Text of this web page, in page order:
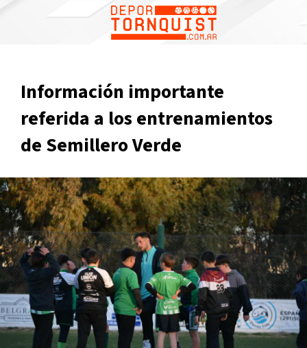
Información importante
referida a los entrenamientos
de Semillero Verde